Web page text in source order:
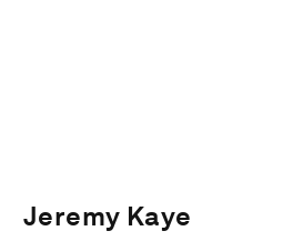
Jeremy Kaye